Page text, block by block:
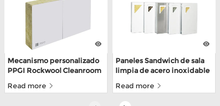
Mecanismo personalizado
PPGI Rockwool Cleanroom
alimentos
Read more
Paneles Sandwich de sala
limpia de acero inoxidable
a mano para depósito de
Read more